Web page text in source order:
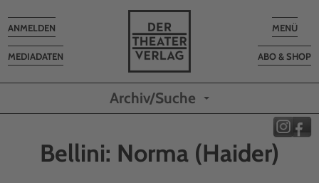
Toggle
MENÜ
ABO & SHOP
MEDIADATEN
Toggle
navigation
ANMELDEN
Archiv/Suche
Bellini: Norma (Haider)